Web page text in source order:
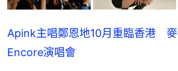
Apink主唱鄭恩地10月重臨香港
Encore演唱會